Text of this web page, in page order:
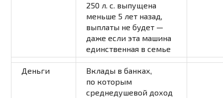
250 л. с. выпущена
меньше 5 лет назад,
выплаты не будет —
даже если эта машина
единственная в семье
Деньги
Вклады в банках,
по которым
среднедушевой доход